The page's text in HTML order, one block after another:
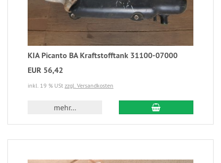
KIA Picanto BA Kraftstofftank 31100-07000
EUR 56,42
inkl. 19 % USt zzgl. Versandkosten
mehr...